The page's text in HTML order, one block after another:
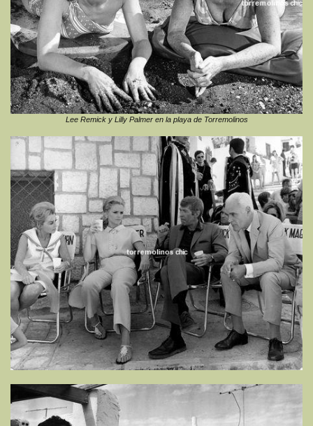
Lee Remick y Lilly Palmer en la playa de Torremolinos